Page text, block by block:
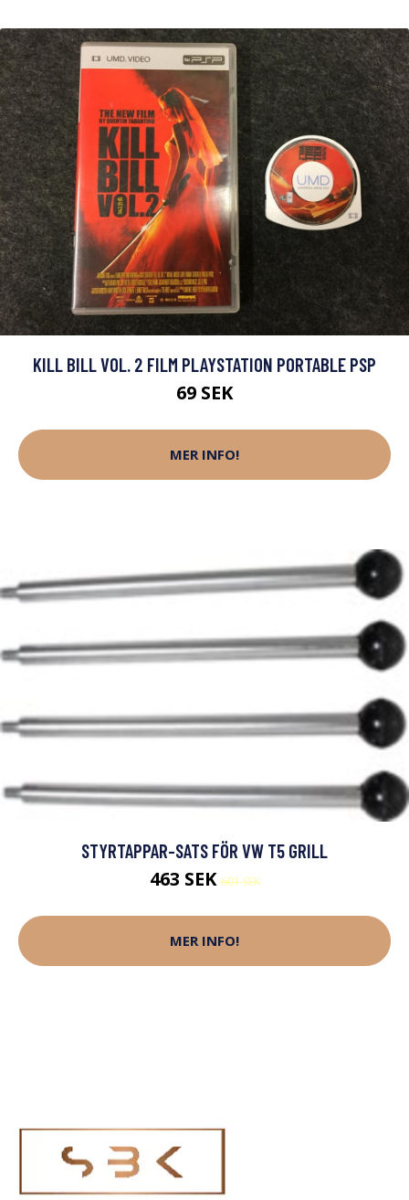
KILL BILL VOL. 2 FILM PLAYSTATION PORTABLE PSP
69 SEK
MER INFO!
STYRTAPPAR-SATS FÖR VW T5 GRILL
463 SEK601 SEK
MER INFO!